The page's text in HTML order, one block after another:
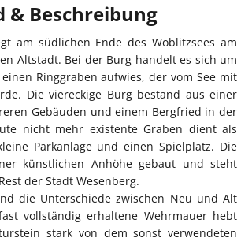
& Beschreibung
am südlichen Ende des Woblitzsees am
Altstadt. Bei der Burg handelt es sich um
Ringgraben aufwies, der vom See mit
Die viereckige Burg bestand aus einer
Gebäuden und einem Bergfried in der
nicht mehr existente Graben dient als
Parkanlage und einen Spielplatz. Die
künstlichen Anhöhe gebaut und steht
der Stadt Wesenberg.
die Unterschiede zwischen Neu und Alt
vollständig erhaltene Wehrmauer hebt
stark von dem sonst verwendeten